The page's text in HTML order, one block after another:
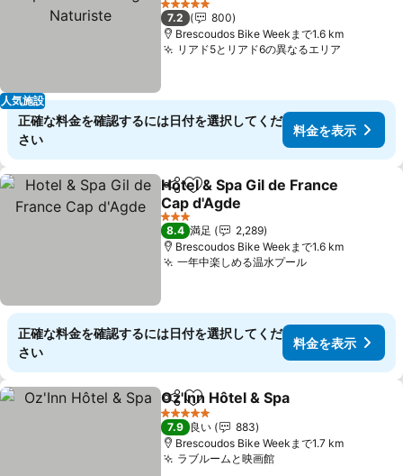
人気施設
5 ホテルのランク
7.2
800
Brescoudos Bike Weekまで1.6 km
リアド5とリアド6の異なるエリア
正確な料金を確認するには日付を選択してくだ
さい
料金を表示
シェアお気に入りに追加
Hotel & Spa Gil de France
Cap d'Agde
3 ホテルのランク
8.4 満足
2,289
Brescoudos Bike Weekまで1.6 km
一年中楽しめる温水プール
正確な料金を確認するには日付を選択してくだ
さい
料金を表示
シェアお気に入りに追加
Oz'Inn Hôtel & Spa
5 ホテルのランク
7.9 良い
883
Brescoudos Bike Weekまで1.7 km
ラブルームと映画館